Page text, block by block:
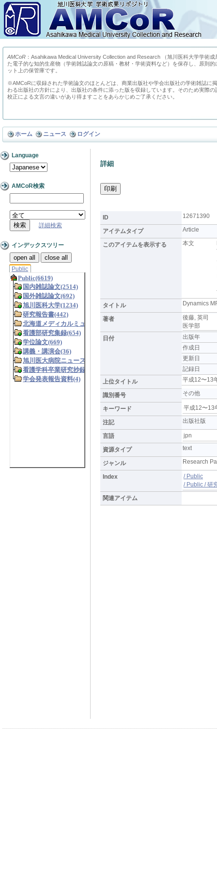
AMCoR ：Asahikawa Medical University Collection and Research （旭川医科大学学術
た電子的な知的生産物（学術雑誌論文の原稿・教材・学術資料など）を保存し、原則
ット上の保管庫です。
※AMCoRに収録された学術論文のほとんどは、商業出版社や学会出版社の学術雑誌に
わる出版社の方針により、出版社の条件に添った版を収録しています。そのため実際
校正による文言の違いがあり得ますことをあらかじめご了承ください。
ホーム ニュース ログイン
Language
AMCoR検索
詳細検索
インデックスツリー
open all close all
Public
詳細
ID 12671390
アイテムタイプ Article
このアイテムを表示する 本文
タイトル
Dynamics
著者
後藤, 英司
医学部
日付
出版年
作成日
更新日
記録日
上位タイトル
平成12〜13
識別番号 その他
キーワード 平成12〜13
注記 出版社版
言語 jpn
資源タイプ text
ジャンル Research
Index
/ Public
/ Public / 研
関連アイテム